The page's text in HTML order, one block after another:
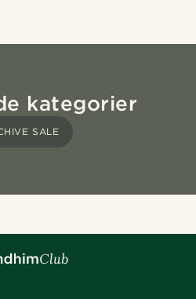
kategorier
SALE